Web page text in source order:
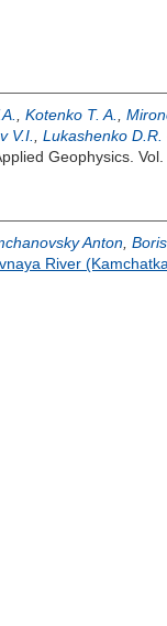
Kotenko T. A.
V.I. Lukashenko D.R.
Geophysics.
Anton
River